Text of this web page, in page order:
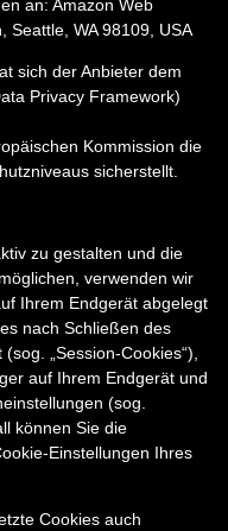
an: Amazon Web
Seattle, WA 98109, USA
sich der Anbieter dem
Privacy Framework)
Kommission die
sicherstellt.
zu gestalten und die
verwenden wir
Ihrem Endgerät abgelegt
nach Schließen des
„Session-Cookies“),
auf Ihrem Endgerät und
(sog.
können Sie die
Einstellungen Ihres
Cookies auch